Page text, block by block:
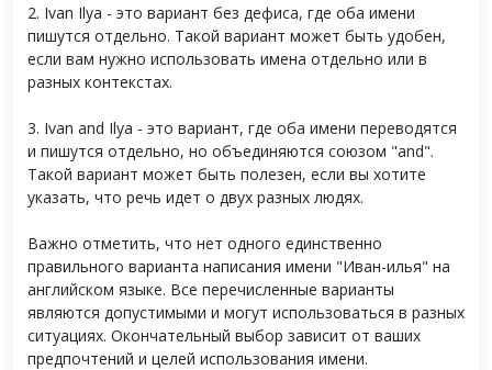
2. Ivan Ilya - это вариант без дефиса, где оба имени
пишутся отдельно. Такой вариант может быть удобен,
если вам нужно использовать имена отдельно или в
разных контекстах.
3. Ivan and Ilya - это вариант, где оба имени переводятся
и пишутся отдельно, но объединяются союзом "and".
Такой вариант может быть полезен, если вы хотите
указать, что речь идет о двух разных людях.
Важно отметить, что нет одного единственно
правильного варианта написания имени "Иван-илья" на
английском языке. Все перечисленные варианты
являются допустимыми и могут использоваться в разных
ситуациях. Окончательный выбор зависит от ваших
предпочтений и целей использования имени.